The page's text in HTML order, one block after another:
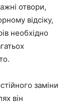
отвори,
відсіку,
необхідно
заміни
він